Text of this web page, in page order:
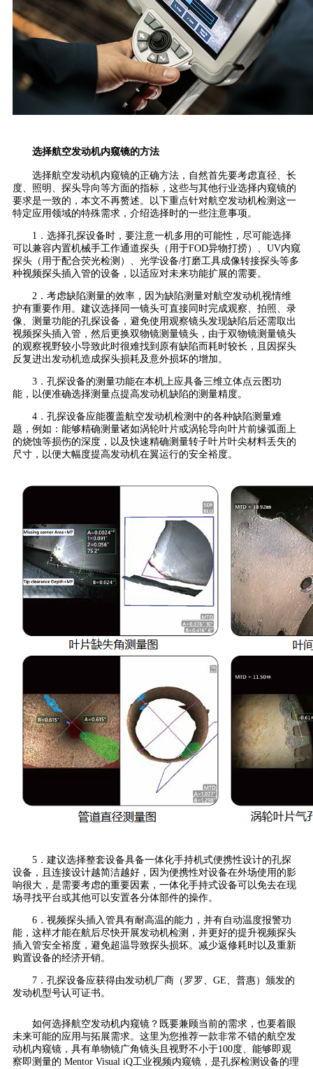
选择航空发动机内窥镜的方法
选择航空发动机内窥镜的正确方法，自然首先要考虑直径、长
度、照明、探头导向等方面的指标，这些与其他行业选择内窥镜的
要求是一致的，本文不再赘述。以下重点针对航空发动机检测这一
特定应用领域的特殊需求，介绍选择时的一些注意事项。
1．选择孔探设备时，要注意一机多用的可能性，尽可能选择
可以兼容内置机械手工作通道探头（用于FOD异物打捞）、UV内窥
探头（用于配合荧光检测）、光学设备/打磨工具成像转接探头等多
种视频探头插入管的设备，以适应对未来功能扩展的需要。
2．考虑缺陷测量的效率，因为缺陷测量对航空发动机视情维
护有重要作用。建议选择同一镜头可直接同时完成观察、拍照、录
像、测量功能的孔探设备，避免使用观察镜头发现缺陷后还需取出
视频探头插入管，然后更换双物镜测量镜头，由于双物镜测量镜头
的观察视野较小导致此时很难找到原有缺陷而耗时较长，且因探头
反复进出发动机造成探头损耗及意外损坏的增加。
3．孔探设备的测量功能在本机上应具备三维立体点云图功
能，以便准确选择测量点提高发动机缺陷的测量精度。
4．孔探设备应能覆盖航空发动机检测中的各种缺陷测量难
题，例如：能够精确测量诸如涡轮叶片或涡轮导向叶片前缘弧面上
的烧蚀等损伤的深度，以及快速精确测量转子叶片叶尖材料丢失的
尺寸，以便大幅度提高发动机在翼运行的安全裕度。
5．建议选择整套设备具备一体化手持机式便携性设计的孔探
设备，且连接设计越简洁越好，因为便携性对设备在外场使用的影
响很大，是需要考虑的重要因素，一体化手持式设备可以免去在现
场寻找平台或其他可以安置各分体部件的操作。
6．视频探头插入管具有耐高温的能力，并有自动温度报警功
能，这样才能在航后尽快开展发动机检测，并更好的提升视频探头
插入管安全裕度，避免超温导致探头损坏。减少返修耗时以及重新
购置设备的经济开销。
7．孔探设备应获得由发动机厂商（罗罗、GE、普惠）颁发的
发动机型号认可证书。
如何选择航空发动机内窥镜？既要兼顾当前的需求，也要着眼
未来可能的应用与拓展需求。这里为您推荐一款非常不错的航空发
动机内窥镜，具有单物镜广角镜头且视野不小于100度、能够即观
察即测量的 Mentor Visual iQ工业视频内窥镜，是孔探检测设备的理